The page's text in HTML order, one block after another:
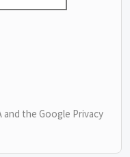
and the Google Privacy